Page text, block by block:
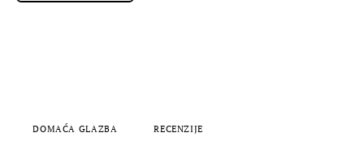
DOMAĆA GLAZBA RECENZIJE